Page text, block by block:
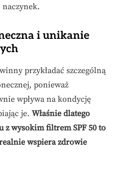
i unikanie
przykładać szczególną
ponieważ
wpływa na kondycję
je. Właśnie dlatego
z wysokim filtrem SPF 50 to
wspiera zdrowie